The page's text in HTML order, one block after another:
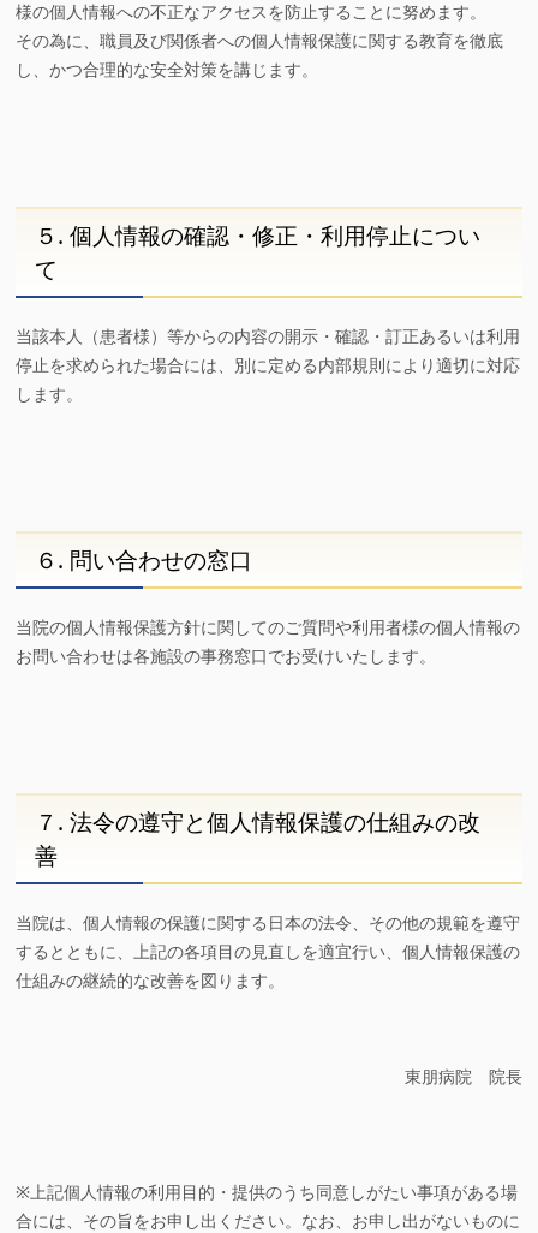
様の個人情報への不正なアクセスを防止することに努めます。
その為に、職員及び関係者への個人情報保護に関する教育を徹底
し、かつ合理的な安全対策を講じます。
５. 個人情報の確認・修正・利用停止につい
て
当該本人（患者様）等からの内容の開示・確認・訂正あるいは利用
停止を求められた場合には、別に定める内部規則により適切に対応
します。
６. 問い合わせの窓口
当院の個人情報保護方針に関してのご質問や利用者様の個人情報の
お問い合わせは各施設の事務窓口でお受けいたします。
７. 法令の遵守と個人情報保護の仕組みの改
善
当院は、個人情報の保護に関する日本の法令、その他の規範を遵守
するとともに、上記の各項目の見直しを適宜行い、個人情報保護の
仕組みの継続的な改善を図ります。
東朋病院 院長
※上記個人情報の利用目的・提供のうち同意しがたい事項がある場
合には、その旨をお申し出ください。なお、お申し出がないものに